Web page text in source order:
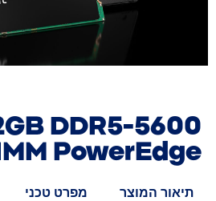
DDR5-5600
PowerEdge
תיאור המוצר מפרט טכני